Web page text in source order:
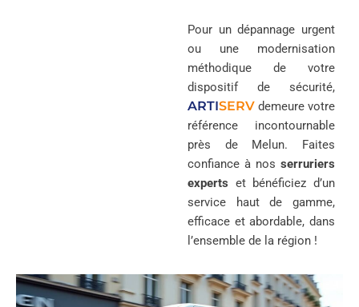
Pour un dépannage urgent
ou une modernisation
méthodique de votre
dispositif de sécurité,
ARTISERV demeure votre
référence incontournable
près de Melun. Faites
confiance à nos serruriers
experts et bénéficiez d’un
service haut de gamme,
efficace et abordable, dans
l’ensemble de la région !